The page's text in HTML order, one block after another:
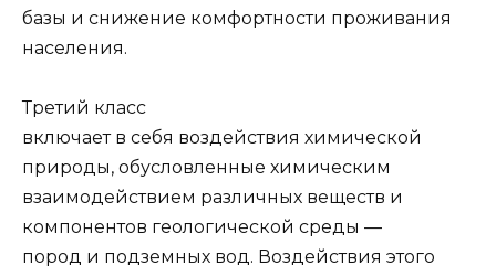
базы и снижение комфортности проживания
населения.
Третий класс
включает в себя воздействия химической
природы, обусловлен­ные химическим
взаимодействием различных веществ и
компонентов геологиче­ской среды —
пород и подземных вод. Воздействия этого